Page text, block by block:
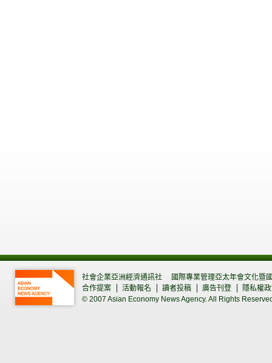
社會企業亞洲經濟通訊社
國際專業管理亞太年會文化暨
合作提案
活動報名 讀者投稿 廣告刊登
隱私權
© 2007 Asian Economy News Agency. All Rights